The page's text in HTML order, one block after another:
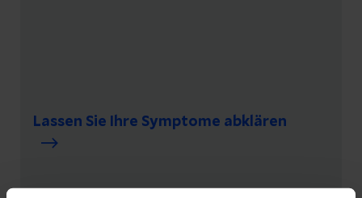
Lassen Sie Ihre Symptome abklären